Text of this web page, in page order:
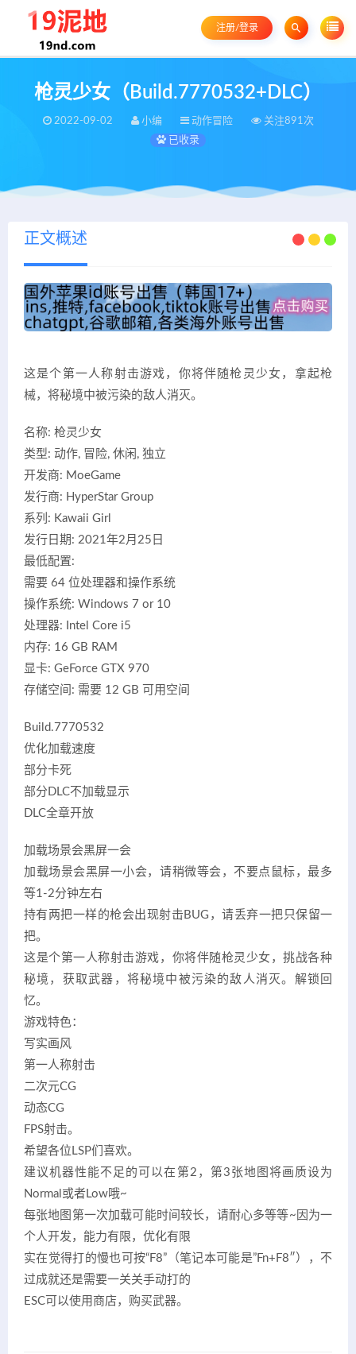
注册/登录
枪灵少女（Build.7770532+DLC）
2022-09-02 小编 动作冒险
关注891次
已收录
正文概述
这是个第一人称射击游戏，你将伴随枪灵少女，拿起枪
械，将秘境中被污染的敌人消灭。
名称: 枪灵少女
类型: 动作, 冒险, 休闲, 独立
开发商: MoeGame
发行商: HyperStar Group
系列: Kawaii Girl
发行日期: 2021年2月25日
最低配置:
需要 64 位处理器和操作系统
操作系统: Windows 7 or 10
处理器: Intel Core i5
内存: 16 GB RAM
显卡: GeForce GTX 970
存储空间: 需要 12 GB 可用空间
Build.7770532
优化加载速度
部分卡死
部分DLC不加载显示
DLC全章开放
加载场景会黑屏一会
加载场景会黑屏一小会，请稍微等会，不要点鼠标，最多
等1-2分钟左右
持有两把一样的枪会出现射击BUG，请丢弃一把只保留一
把。
这是个第一人称射击游戏，你将伴随枪灵少女，挑战各种
秘境，获取武器，将秘境中被污染的敌人消灭。解锁回
忆。
游戏特色：
写实画风
第一人称射击
二次元CG
动态CG
FPS射击。
希望各位LSP们喜欢。
建议机器性能不足的可以在第2，第3张地图将画质设为
Normal或者Low哦~
每张地图第一次加载可能时间较长，请耐心多等等~因为一
个人开发，能力有限，优化有限
实在觉得打的慢也可按“F8”（笔记本可能是”Fn+F8″），不
过成就还是需要一关关手动打的
ESC可以使用商店，购买武器。